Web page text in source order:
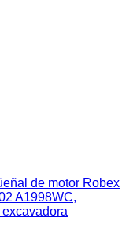
de motor Robex
A1998WC,